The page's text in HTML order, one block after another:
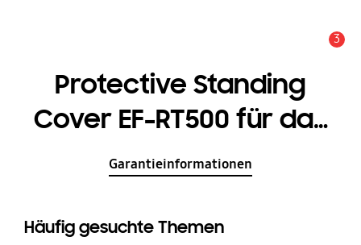
3
Protective Standing
Cover EF-RT500 für das
Galaxy Tab A7
Garantieinformationen
Häufig gesuchte Themen